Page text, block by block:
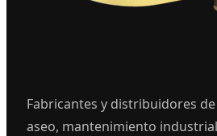
Fabricantes y distribuidores
aseo, mantenimiento